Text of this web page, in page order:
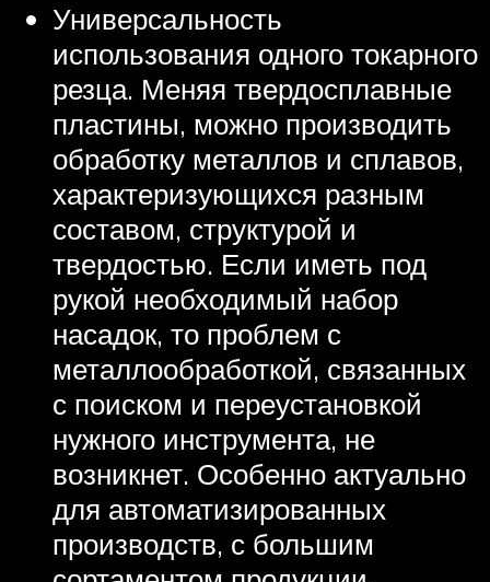
Универсальность
использования одного токарного
резца. Меняя твердосплавные
пластины, можно производить
обработку металлов и сплавов,
характеризующихся разным
составом, структурой и
твердостью. Если иметь под
рукой необходимый набор
насадок, то проблем с
металлообработкой, связанных
с поиском и переустановкой
нужного инструмента, не
возникнет. Особенно актуально
для автоматизированных
производств, с большим